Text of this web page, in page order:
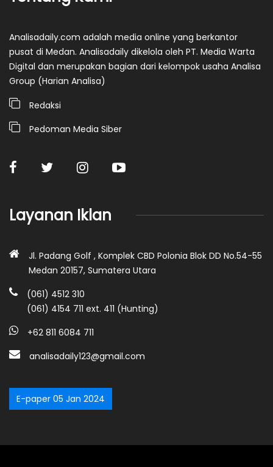
Analisadaily.com adalah media online yang berkantor
pusat di Medan. Analisadaily dikelola oleh PT. Media Warta
Digital dan merupakan bagian dari kelompok usaha Analisa
Group (Harian Analisa)
Redaksi
Pedoman Media Siber
Layanan Iklan
Jl. Padang Golf , Komplek CBD Polonia Blok DD No.54-55
Medan 20157, Sumatera Utara
(061) 4512 310
(061) 4154 711 ext. 411 (Hunting)
+62 811 6084 711
analisadaily123@gmail.com
E-paper 05 Jan 2024